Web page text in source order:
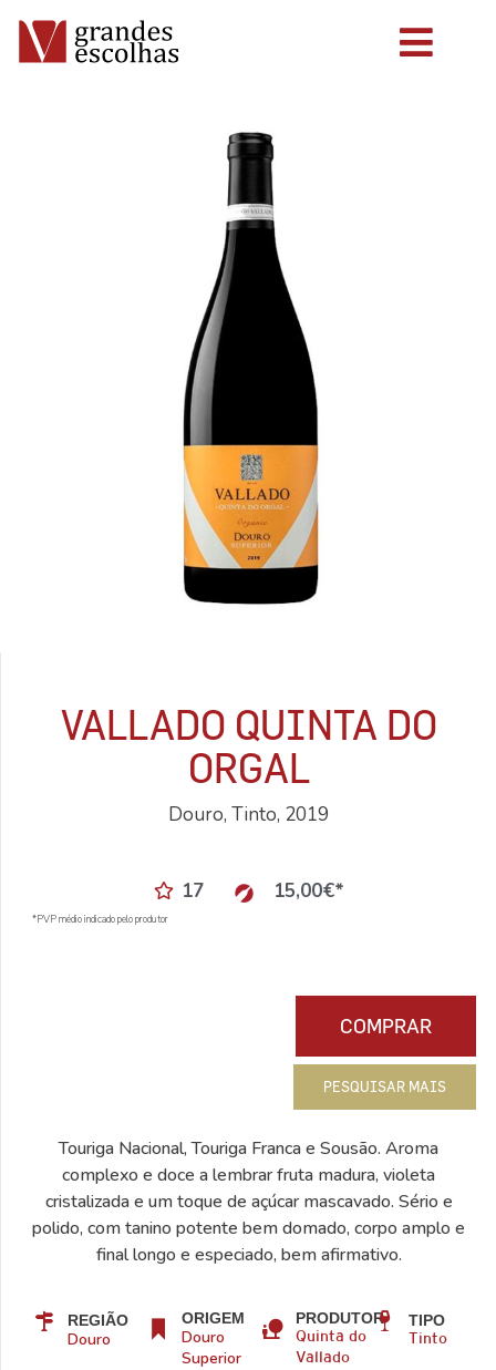
VALLADO QUINTA DO
ORGAL
Douro, Tinto, 2019
17 15,00€*
*PVP médio indicado pelo produtor
COMPRAR
PESQUISAR MAIS
Touriga Nacional, Touriga Franca e Sousão. Aroma
complexo e doce a lembrar fruta madura, violeta
cristalizada e um toque de açúcar mascavado. Sério e
polido, com tanino potente bem domado, corpo amplo e
final longo e especiado, bem afirmativo.
REGIÃO
Douro
ORIGEM
Douro
Superior
PRODUTOR
Quinta do
Vallado
TIPO
Tinto